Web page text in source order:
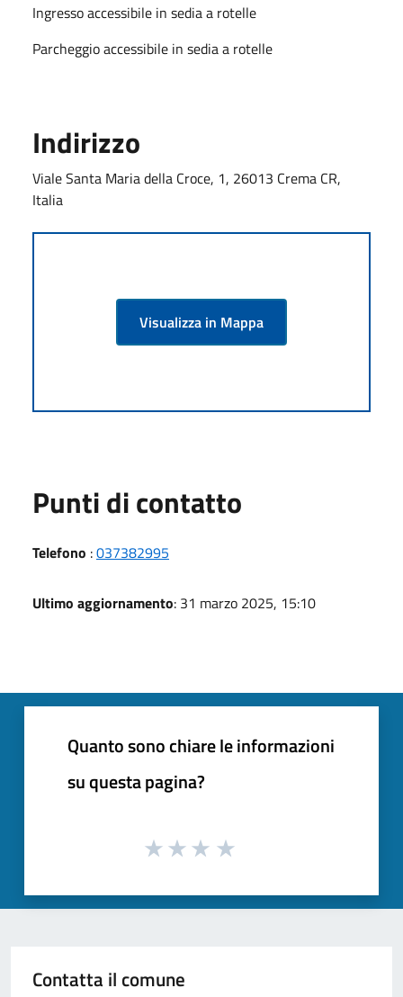
Ingresso accessibile in sedia a rotelle
Parcheggio accessibile in sedia a rotelle
Indirizzo
Viale Santa Maria della Croce, 1, 26013 Crema CR,
Italia
Visualizza in Mappa
Punti di contatto
Telefono :037382995
Ultimo aggiornamento: 31 marzo 2025, 15:10
Quanto sono chiare le informazioni
su questa pagina?
Contatta il comune